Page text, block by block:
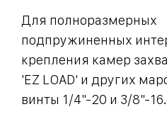
Для полноразмерных
подпружиненных
крепления камер
'EZ LOAD' и других
винты 1/4"-20 и 3/8"-16.